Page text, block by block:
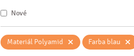
Nové
Materiál Polyamid × Farba blau ×